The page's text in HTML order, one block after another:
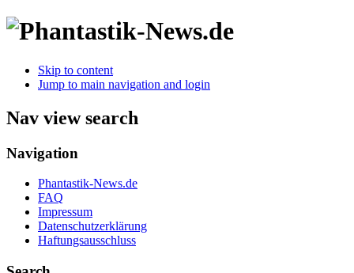
Skip to content
Jump to main navigation and login
Nav view search
Navigation
Phantastik-News.de
FAQ
Impressum
Datenschutzerklärung
Haftungsausschluss